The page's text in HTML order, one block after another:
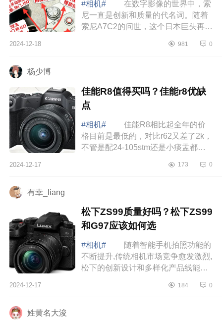
#相机#
在数字影像的世界中，索
尼一直是创新和质量的代名词。随着
索尼A7C2的问世，这个日本巨头再次
友好的工具方面的承诺，下面小编为
2024-12-18 981 0
杨少博
佳能R8值得买吗？佳能r8优缺
点
#相机#
佳能R8相比起全年的价
格目前是最低的，对比r62又差了2k，
不管是配24-105stm还是小痰盂都是
绍下佳能R8值得买吗？佳能r8优缺
2024-12-17 173 0
有幸_liang
松下ZS99质量好吗？松下ZS99
和G97应该如何选
#相机#
随着智能手机拍照功能的
不断提升,传统相机市场竞争愈发激烈,
松下的创新设计和多样化产品线能否
焦点，下面小编为大家介绍下松下
2024-12-17 184 0
姓黄名大浚